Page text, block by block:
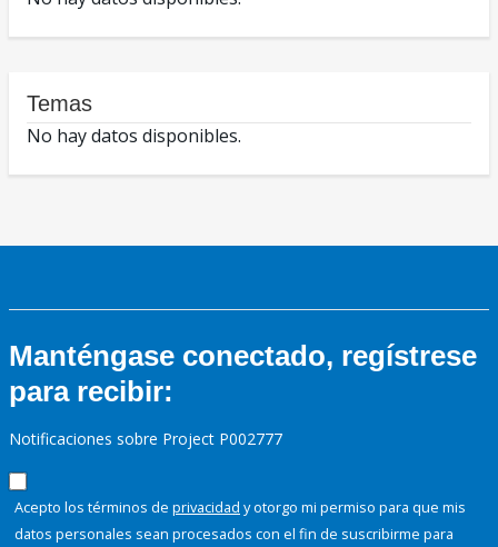
Temas
No hay datos disponibles.
Manténgase conectado, regístrese
para recibir:
Notificaciones sobre Project P002777
Acepto los términos de privacidad y otorgo mi permiso para que mis
datos personales sean procesados con el fin de suscribirme para